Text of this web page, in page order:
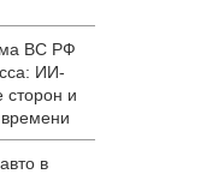
ВС РФ
ИИ-
сторон и
в